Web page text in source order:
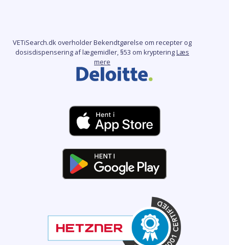
VETiSearch.dk overholder Bekendtgørelse om recepter og
dosisdispensering af lægemidler, §53 om krypteringLæs
mere